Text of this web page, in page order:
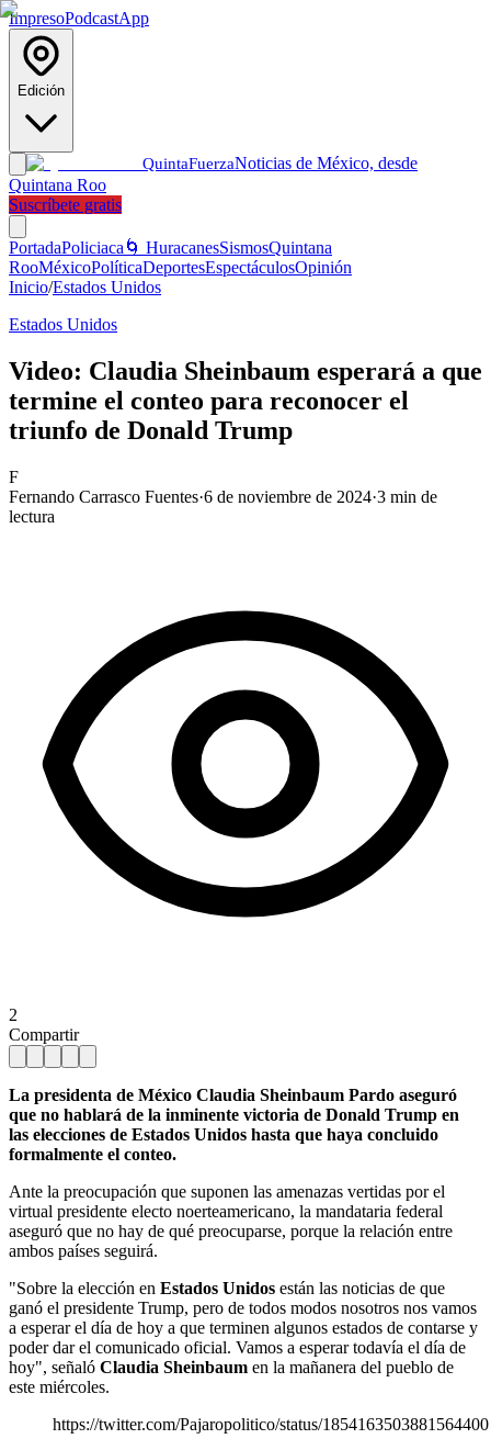
ImpresoPodcastApp
Edición
QuintaFuerzaNoticias de México, desde
Quintana Roo
Suscríbete gratis
PortadaPoliciaca 🌀 HuracanesSismosQuintana
RooMéxicoPolíticaDeportesEspectáculosOpinión
Inicio/Estados Unidos
Estados Unidos
Video: Claudia Sheinbaum esperará a que
termine el conteo para reconocer el
triunfo de Donald Trump
F
Fernando Carrasco Fuentes·6 de noviembre de 2024·3 min de
lectura
2
Compartir
La presidenta de México Claudia Sheinbaum Pardo aseguró
que no hablará de la inminente victoria de Donald Trump en
las elecciones de Estados Unidos hasta que haya concluido
formalmente el conteo.
Ante la preocupación que suponen las amenazas vertidas por el
virtual presidente electo noerteamericano, la mandataria federal
aseguró que no hay de qué preocuparse, porque la relación entre
ambos países seguirá.
"Sobre la elección en Estados Unidos están las noticias de que
ganó el presidente Trump, pero de todos modos nosotros nos vamos
a esperar el día de hoy a que terminen algunos estados de contarse y
poder dar el comunicado oficial. Vamos a esperar todavía el día de
hoy", señaló Claudia Sheinbaum en la mañanera del pueblo de
este miércoles.
https://twitter.com/Pajaropolitico/status/1854163503881564400